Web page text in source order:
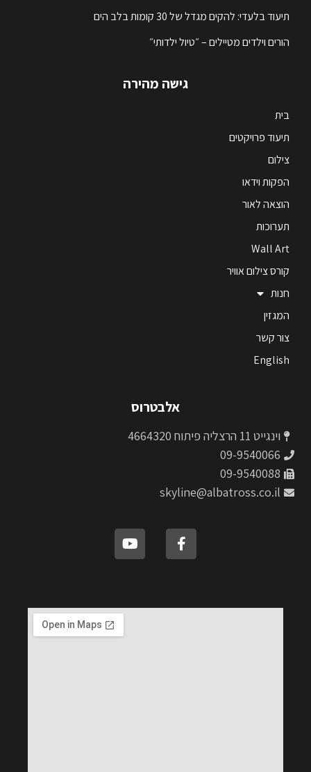
תיעוד בלעדי: להקים מגדל של 30 קומות בלב הים
הורים וילדים מטיילים – ״טיול ילדותי״
גישה מהירה
בית
תיעוד פרויקטים
צילום
הפקות וידאו
הוצאה לאור
תערוכות
Wall Art
קורס צילום אוויר
חנות
המגזין
צור קשר
English
אלבטרוס
וינגייט 11 הרצליה פיתוח 4664320
09-9540066
09-9540088
skyline@albatross.co.il